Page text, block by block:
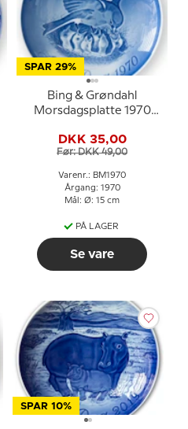
SPAR 29%
Bing & Grøndahl
Morsdagsplatte 1970
DKK 35,00
Før: DKK 49,00
Varenr.: BM1970
Årgang: 1970
Mål: Ø: 15 cm
PÅ LAGER
Se vare
SPAR 10%